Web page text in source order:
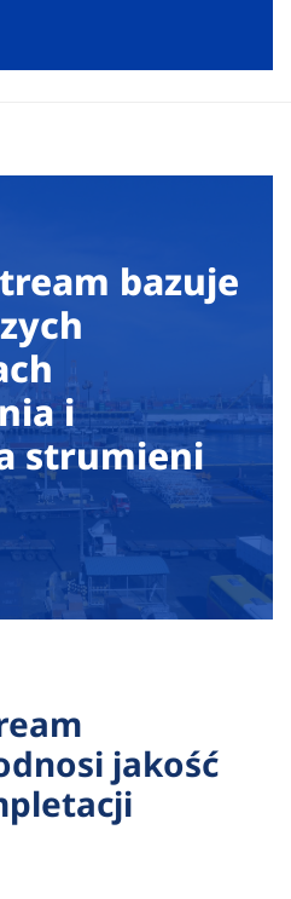
bazuje
i
strumieni
jakość